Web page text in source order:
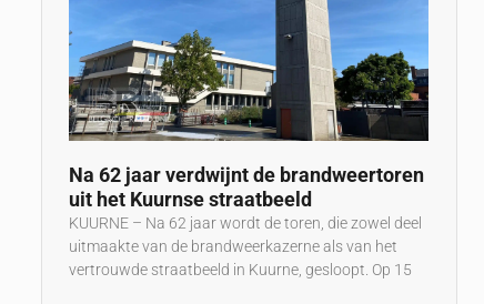
Na 62 jaar verdwijnt de brandweertoren
uit het Kuurnse straatbeeld
KUURNE – Na 62 jaar wordt de toren, die zowel deel
uitmaakte van de brandweerkazerne als van het
vertrouwde straatbeeld in Kuurne, gesloopt. Op 15